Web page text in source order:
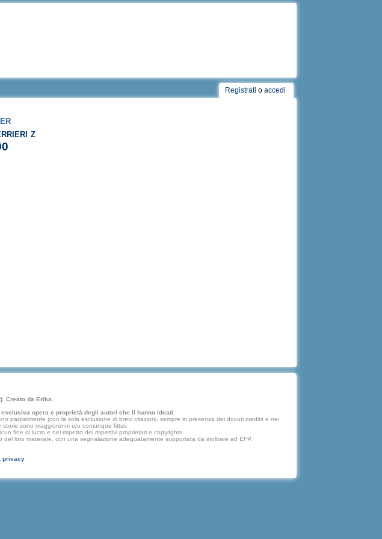
Registrati o accedi
z
Creato da Erika.
opera e proprietà degli autori che li hanno ideati.
parzialmente (con la sola esclusione di brevi citazioni, sempre in presenza dei dovuti credits e nei
storie sono maggiorenni e/o comunque fittizi.
fine di lucro e nel rispetto dei rispettivi proprietari e copyrights.
loro materiale, con una segnalazione adeguatamente supportata da inoltrare ad EFP.
privacy